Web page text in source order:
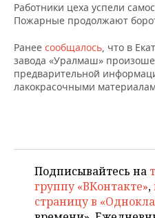
ОПК
ЭНЕРГЕТИКА
ТРАНСПОРТ
УСЛУГИ
IT
МЕДИА
ТЕЛЕКОММУНИКАЦИИ
НОВОСТИ МЕРОПРИЯТИЙ
ВЫЕЗДНАЯ РЕДАКЦИЯ
БИЗНЕС-БРАНЧИ
СПОРТ
НОВОСТИ СПОРТА
ФУТБОЛ
ВОЛЕЙБОЛ
КИБЕРСПОРТ
ОБЩЕСТВО
НОВОСТИ ОБЩЕСТВА
ИСТОРИЯ
КУЛЬТУРА
ФОТОГАЛЕРЕЯ
СПИСОК ПЕРСОН
СПИСОК КОМПАНИЙ
ПОЛНАЯ ВЕРСИЯ
Работники цеха успели
Пожарные продолжают
Ранее сообщалось, что в
завода «Уралмаш»
предварительной
лакокрасочными
Подписывайтесь на
группу «ВКонтакте»,
страницу в